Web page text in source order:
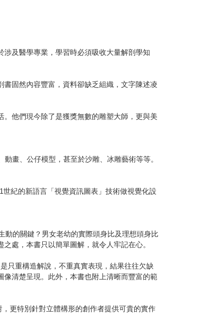
及醫學專業，學習時必須吸收大量解剖學知
固然內容豐富，資料卻缺乏組織，文字陳述凌
他們現今除了是獲獎無數的雕塑大師，更與美
畫、公仔模型，甚至於沙雕、冰雕藝術等等。
紀的新語言「視覺資訊圖表」技術做視覺化設
的關鍵？男女老幼的實際頭身比及理想頭身比
處，本書只以簡單圖解，就令人牢記在心。
只重構造解說，不重真實表現，結果往往欠缺
清楚呈現。此外，本書也附上清晰而豐富的範
更特別針對立體構形的創作者提供可貴的實作